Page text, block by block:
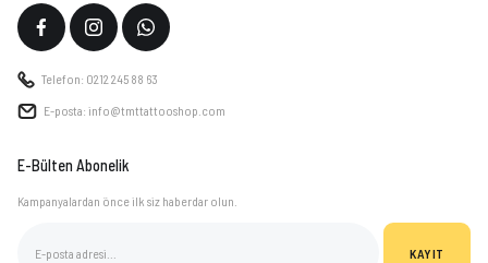
Telefon: 0212 245 88 63
E-posta: info@tmttattooshop.com
E-Bülten Abonelik
Kampanyalardan önce ilk siz haberdar olun.
KAYIT